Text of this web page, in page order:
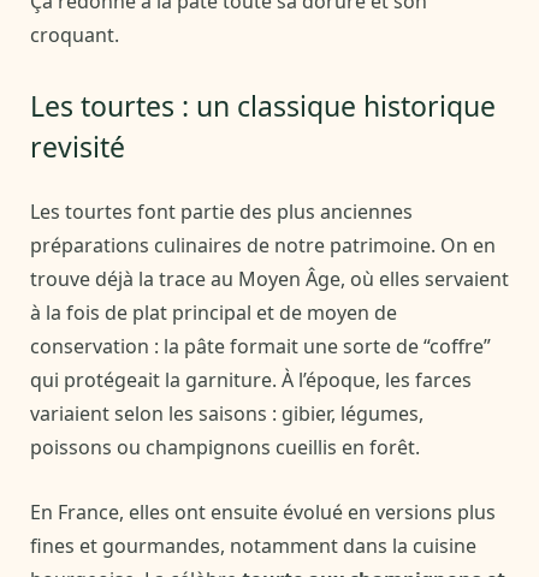
croquant.
Les tourtes : un classique historique
revisité
Les tourtes font partie des plus anciennes
préparations culinaires de notre patrimoine. On en
trouve déjà la trace au Moyen Âge, où elles servaient
à la fois de plat principal et de moyen de
conservation : la pâte formait une sorte de “coffre”
qui protégeait la garniture. À l’époque, les farces
variaient selon les saisons : gibier, légumes,
poissons ou champignons cueillis en forêt.
En France, elles ont ensuite évolué en versions plus
fines et gourmandes, notamment dans la cuisine